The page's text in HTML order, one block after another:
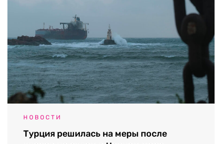
НОВОСТИ
Турция решилась на меры после